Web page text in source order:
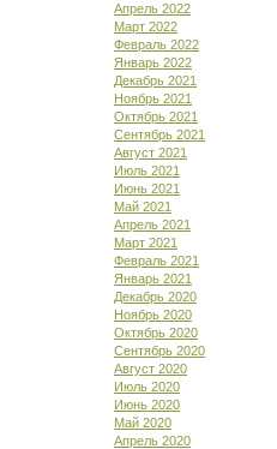
Апрель 2022
Март 2022
Февраль 2022
Январь 2022
Декабрь 2021
Ноябрь 2021
Октябрь 2021
Сентябрь 2021
Август 2021
Июль 2021
Июнь 2021
Май 2021
Апрель 2021
Март 2021
Февраль 2021
Январь 2021
Декабрь 2020
Ноябрь 2020
Октябрь 2020
Сентябрь 2020
Август 2020
Июль 2020
Июнь 2020
Май 2020
Апрель 2020